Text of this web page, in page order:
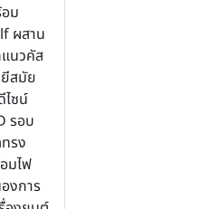
ม
ผสาน
นวคัส
ยีสมัย
ไซน์
รอบ
รง
มไฟ
งการ